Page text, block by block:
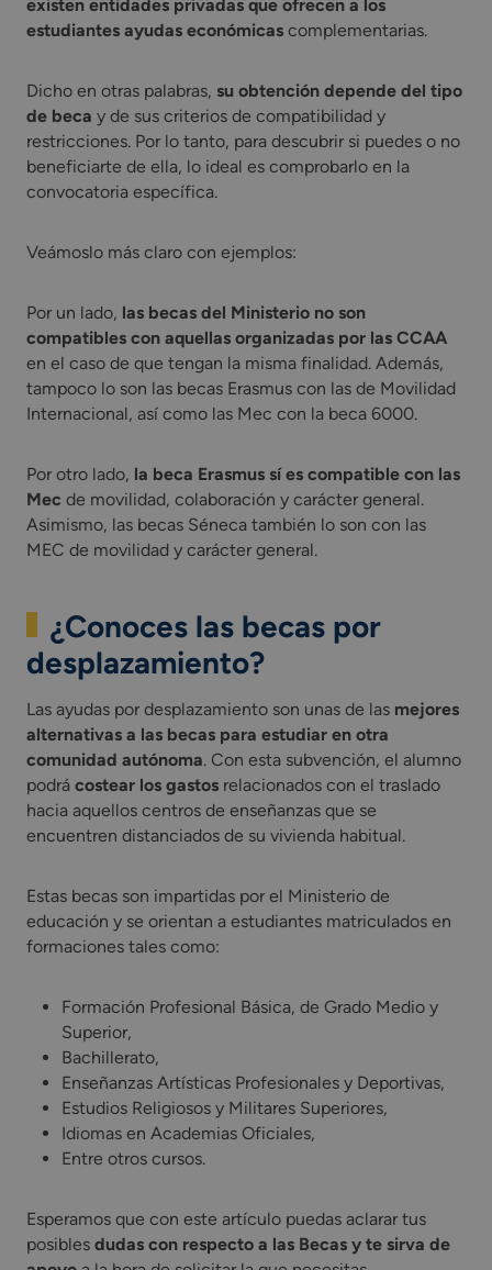
existen entidades privadas que ofrecen a los
estudiantes ayudas económicas complementarias.
Dicho en otras palabras, su obtención depende del tipo
de beca y de sus criterios de compatibilidad y
restricciones. Por lo tanto, para descubrir si puedes o no
beneficiarte de ella, lo ideal es comprobarlo en la
convocatoria específica.
Veámoslo más claro con ejemplos:
Por un lado, las becas del Ministerio no son
compatibles con aquellas organizadas por las CCAA
en el caso de que tengan la misma finalidad. Además,
tampoco lo son las becas Erasmus con las de Movilidad
Internacional, así como las Mec con la beca 6000.
Por otro lado, la beca Erasmus sí es compatible con las
Mec de movilidad, colaboración y carácter general.
Asimismo, las becas Séneca también lo son con las
MEC de movilidad y carácter general.
¿Conoces las becas por
desplazamiento?
Las ayudas por desplazamiento son unas de las mejores
alternativas a las becas para estudiar en otra
comunidad autónoma. Con esta subvención, el alumno
podrá costear los gastos relacionados con el traslado
hacia aquellos centros de enseñanzas que se
encuentren distanciados de su vivienda habitual.
Estas becas son impartidas por el Ministerio de
educación y se orientan a estudiantes matriculados en
formaciones tales como:
Formación Profesional Básica, de Grado Medio y
Superior,
Bachillerato,
Enseñanzas Artísticas Profesionales y Deportivas,
Estudios Religiosos y Militares Superiores,
Idiomas en Academias Oficiales,
Entre otros cursos.
Esperamos que con este artículo puedas aclarar tus
posibles dudas con respecto a las Becas y te sirva de